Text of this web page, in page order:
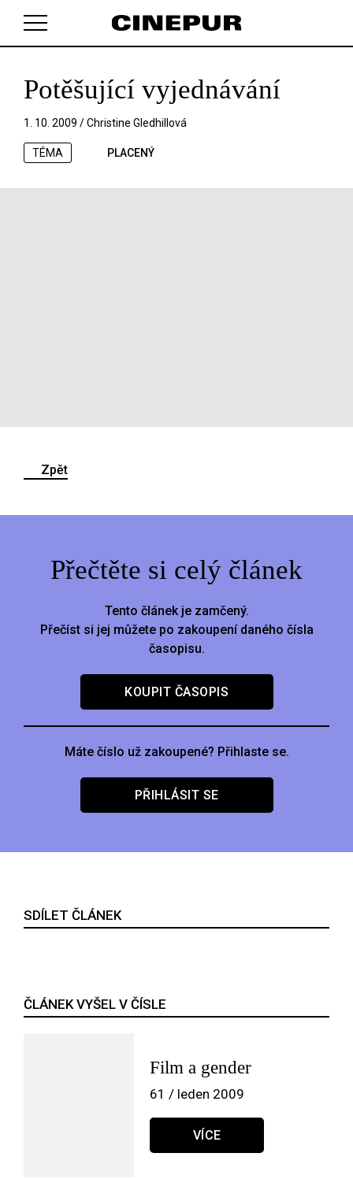
V košíku zatím nemáte žádné položky.
Potěšující vyjednávání
1. 10. 2009 /Christine Gledhillová
TÉMA PLACENÝ
Zpět
Přečtěte si celý článek
Tento článek je zamčený.
Přečíst si jej můžete po zakoupení daného čísla
časopisu.
KOUPIT ČASOPIS
Máte číslo už zakoupené? Přihlaste se.
PŘIHLÁSIT SE
SDÍLET ČLÁNEK
ČLÁNEK VYŠEL V ČÍSLE
Film a gender
61 / leden 2009
VÍCE